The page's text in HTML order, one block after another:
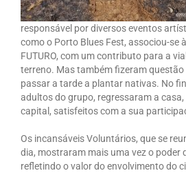
responsável por diversos eventos
como o Porto Blues Fest, associou-se
FUTURO, com um contributo para a
terreno. Mas também fizeram questão
passar a tarde a plantar nativas. No
adultos do grupo, regressaram a
capital, satisfeitos com a sua
Os incansáveis Voluntários, que se
dia, mostraram mais uma vez o poder
refletindo o valor do envolvimento do